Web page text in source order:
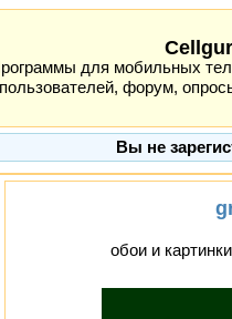
для мобильных
пользователей, форум,
Вы не
обои и